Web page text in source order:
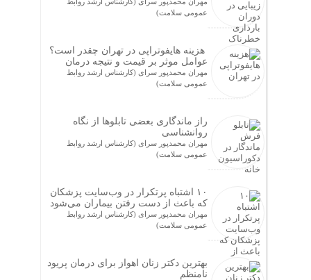
عمومی سلامت)
هزینه هایفوتراپی در تهران چقدر است؟
عوامل موثر بر قیمت و نتیجه درمان
مهران محمدپور سرای (کارشناس ارشد روابط
عمومی سلامت)
راز ماندگاری بعضی تابلوها از نگاه
روانشناسی
مهران محمدپور سرای (کارشناس ارشد روابط
عمومی سلامت)
۱۰ اشتباه پرتکرار در وب‌سایت پزشکان
که باعث از دست رفتن بیماران می‌شود
مهران محمدپور سرای (کارشناس ارشد روابط
عمومی سلامت)
بهترین دکتر زنان اهواز برای درمان پریود
نامنظم